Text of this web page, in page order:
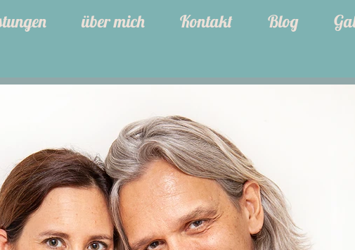
über mich Kontakt Blog